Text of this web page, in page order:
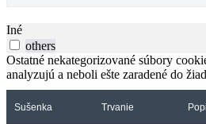
Iné
others
Ostatné nekategorizované súbory
analyzujú a neboli ešte zaradené do
Sušenka Trvanie